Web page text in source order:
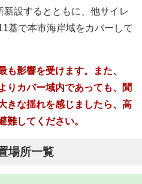
設するとともに、他サイレ
基で本市海岸域をカバーして
も影響を受けます。また、
りカバー域内であっても、聞
きな揺れを感じましたら、高
難してください。
場所一覧